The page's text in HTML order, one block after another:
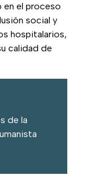
en el proceso
social y
hospitalarios,
calidad de
de la